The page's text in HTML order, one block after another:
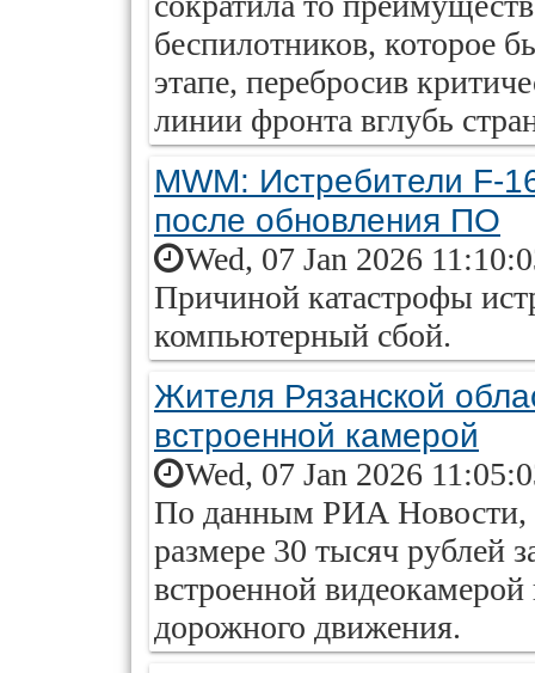
беспилотников, которое
этапе, перебросив
линии фронта вглубь
MWM: Истребители F-
после обновления ПО
Wed, 07 Jan 2026
Причиной катастрофы
компьютерный сбой.
Жителя Рязанской
встроенной камерой
Wed, 07 Jan 2026
По данным РИА Новости,
размере 30 тысяч рублей
встроенной
дорожного движения.